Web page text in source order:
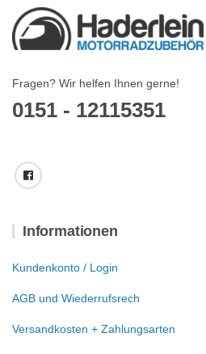
Fragen? Wir helfen Ihnen gerne!
0151 - 12115351
Informationen
Kundenkonto / Login
AGB und Wiederrufsrech
Versandkosten + Zahlungsarten